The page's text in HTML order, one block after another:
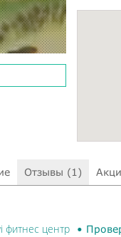
Отзывы (1)
фитнес центр